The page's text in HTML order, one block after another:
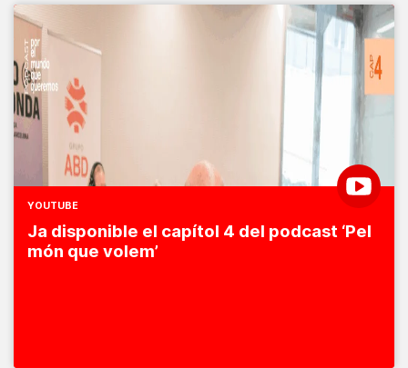
YOUTUBE
Ja disponible el capítol 4 del podcast ‘Pel
món que volem’